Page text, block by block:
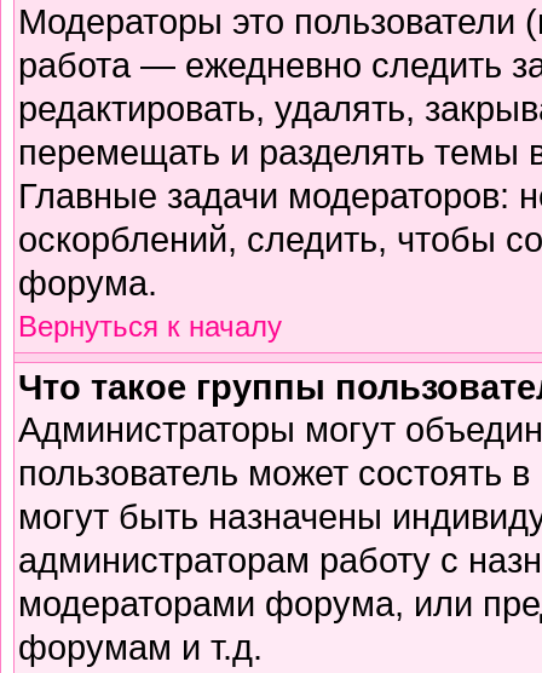
Модераторы это пользователи
работа — ежедневно следить
редактировать, удалять,
перемещать и разделять темы
Главные задачи модераторов:
оскорблений, следить, чтобы
форума.
Вернуться к началу
Что такое группы
Администраторы могут
пользователь может состоять
могут быть назначены
администраторам работу с
модераторами форума, или
форумам и т.д.